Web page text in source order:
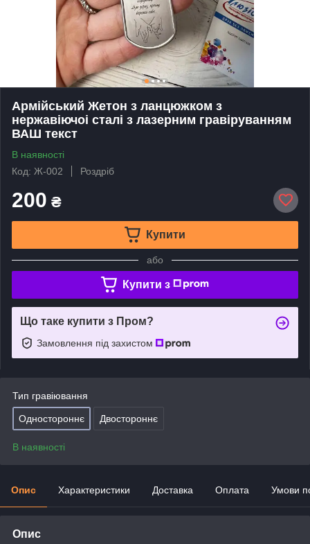
Армійський Жетон з ланцюжком з
нержавіючоі сталі з лазерним гравіруванням
ВАШ текст
В наявності
Код: Ж-002
Роздріб
200 ₴
Купити
або
Купити з
Що таке купити з Пром?
Замовлення під захистом
Тип гравіювання
Одностороннє Двостороннє
В наявності
Опис Характеристики Доставка Оплата Умови
Опис